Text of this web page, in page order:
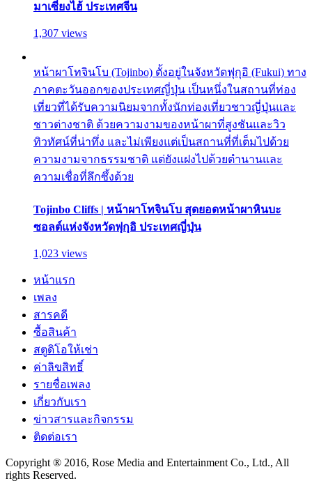
มาเซี่ยงไฮ้ ประเทศจีน
1,307 views
หน้าผาโทจินโบ (Tojinbo) ตั้งอยู่ในจังหวัดฟุกุอิ (Fukui) ทาง
ภาคตะวันออกของประเทศญี่ปุ่น เป็นหนึ่งในสถานที่ท่อง
เที่ยวที่ได้รับความนิยมจากทั้งนักท่องเที่ยวชาวญี่ปุ่นและ
ชาวต่างชาติ ด้วยความงามของหน้าผาที่สูงชันและวิว
ทิวทัศน์ที่น่าทึ่ง และไม่เพียงแต่เป็นสถานที่ที่เต็มไปด้วย
ความงามจากธรรมชาติ แต่ยังแฝงไปด้วยตำนานและ
ความเชื่อที่ลึกซึ้งด้วย
Tojinbo Cliffs | หน้าผาโทจินโบ สุดยอดหน้าผาหินบะ
ซอลต์แห่งจังหวัดฟุกุอิ ประเทศญี่ปุ่น
1,023 views
หน้าแรก
เพลง
สารคดี
ซื้อสินค้า
สตูดิโอให้เช่า
ค่าลิขสิทธิ์
รายชื่อเพลง
เกี่ยวกับเรา
ข่าวสารและกิจกรรม
ติดต่อเรา
Copyright ® 2016, Rose Media and Entertainment Co., Ltd., All
rights Reserved.